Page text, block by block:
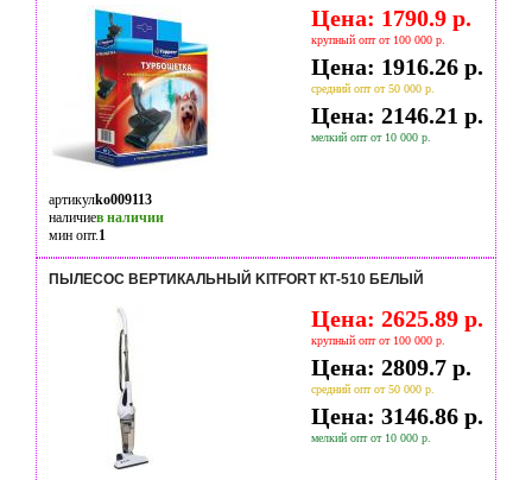
Цена: 1790.9 р.
крупный опт от 100 000 р.
Цена: 1916.26 р.
средний опт от 50 000 р.
Цена: 2146.21 р.
мелкий опт от 10 000 р.
артикулko009113
наличиев наличии
мин опт.1
ПЫЛЕСОС ВЕРТИКАЛЬНЫЙ KITFORT КТ-510 БЕЛЫЙ
Цена: 2625.89 р.
крупный опт от 100 000 р.
Цена: 2809.7 р.
средний опт от 50 000 р.
Цена: 3146.86 р.
мелкий опт от 10 000 р.